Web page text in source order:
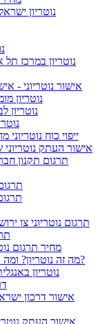
נוטריון
אישור נוטריוני -
נוטריון
נוטריון
ייפוי כוח נוטריוני מחיר 2026 | מחיר אישור
אישור העתק נוטריוני
תרגום תקנון
{מומלץ!!!} מחיר
{מומלץ!} מה זה נוטריון? ומה תפקידו של הנוטריון?
נוטריון באנגלית
אישור דרכון